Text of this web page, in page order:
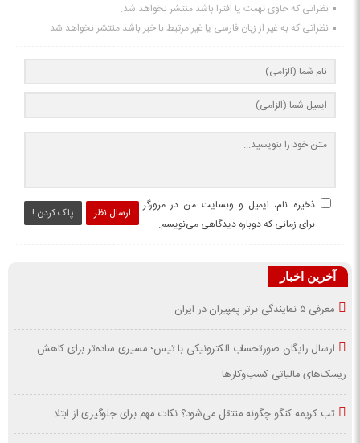
نظراتی که حاوی تهمت یا افترا باشد منتشر نخواهد شد.
نظراتی که به غیر از زبان فارسی یا غیر مرتبط با خبر باشد منتشر نخواهد شد.
ارسال نظر پاک کردن !
ذخیره نام، ایمیل و وبسایت من در مرورگر
برای زمانی که دوباره دیدگاهی می‌نویسم.
آخرین اخبار
معرفی ۵ نمایندگی برتر پمپیران در ایران
ارسال رایگان صورتحساب الکترونیکی با تیس؛ مسیری ساده‌تر برای کاهش
ریسک‌های مالیاتی کسب‌وکارها
تب کریمه کنگو چگونه منتقل می‌شود؟ نکات مهم برای جلوگیری از ابتلا